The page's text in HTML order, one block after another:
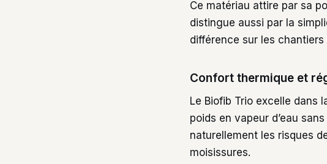
Ce matériau attire par sa
distingue aussi par la
différence sur les chantiers
Confort thermique et
Le Biofib Trio excelle dans
poids en vapeur d’eau
naturellement les risques
moisissures.